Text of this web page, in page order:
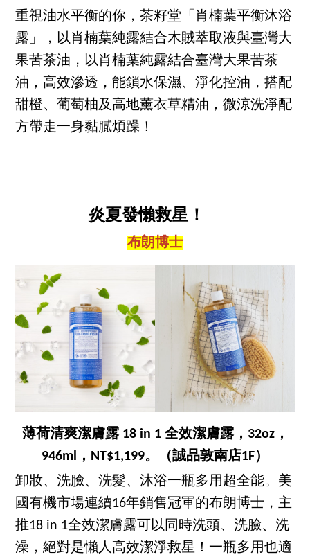
重視油水平衡的你，茶籽堂「肖楠葉平衡沐浴
露」，以肖楠葉純露結合木賊萃取液與臺灣大
果苦茶油，以肖楠葉純露結合臺灣大果苦茶
油，高效滲透，能鎖水保濕、淨化控油，搭配
甜橙、葡萄柚及高地薰衣草精油，微涼洗淨配
方帶走一身黏膩煩躁！
炎夏發懶救星！
布朗博士
薄荷清爽潔膚露 18 in 1 全效潔膚露，32oz，
946ml，NT$1,199。（誠品敦南店1F）
卸妝、洗臉、洗髮、沐浴一瓶多用超全能。美
國有機市場連續16年銷售冠軍的布朗博士，主
推18 in 1全效潔膚露可以同時洗頭、洗臉、洗
澡，絕對是懶人高效潔淨救星！一瓶多用也適